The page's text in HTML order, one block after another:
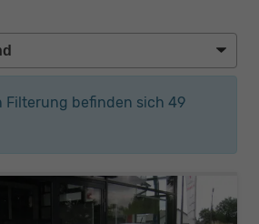
Filterung befinden sich 49